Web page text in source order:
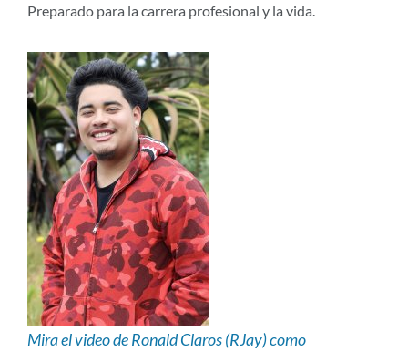
sección
Preparado para la carrera profesional y la vida.
Mira el video de Ronald Claros (RJay) como